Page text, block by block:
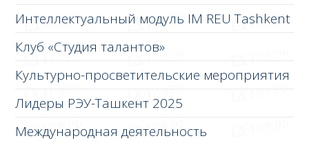
Интеллектуальный модуль IM REU Tashkent
Клуб «Студия талантов»
Культурно-просветительские мероприятия
Лидеры РЭУ-Ташкент 2025
Международная деятельность